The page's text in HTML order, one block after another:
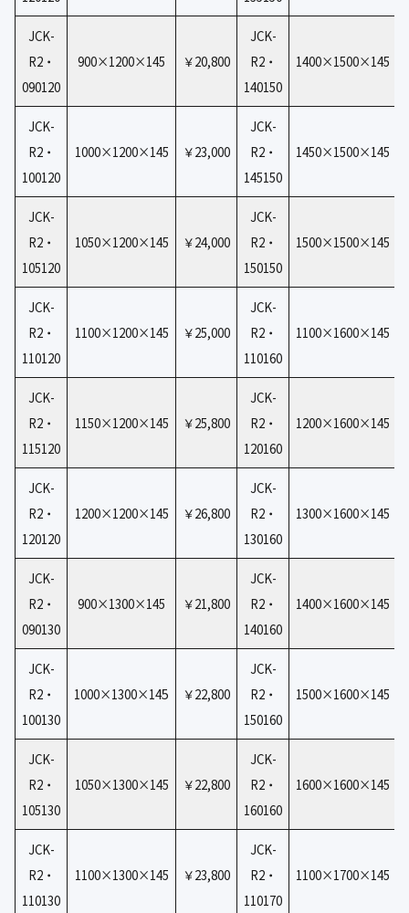
JCK-
R2・
090120
900×1200×145 ￥20,800
JCK-
R2・
140150
1400×1500×145
JCK-
R2・
100120
1000×1200×145 ￥23,000
JCK-
R2・
145150
1450×1500×145
JCK-
R2・
105120
1050×1200×145 ￥24,000
JCK-
R2・
150150
1500×1500×145
JCK-
R2・
110120
1100×1200×145 ￥25,000
JCK-
R2・
110160
1100×1600×145
JCK-
R2・
115120
1150×1200×145 ￥25,800
JCK-
R2・
120160
1200×1600×145
JCK-
R2・
120120
1200×1200×145 ￥26,800
JCK-
R2・
130160
1300×1600×145
JCK-
R2・
090130
900×1300×145 ￥21,800
JCK-
R2・
140160
1400×1600×145
JCK-
R2・
100130
1000×1300×145 ￥22,800
JCK-
R2・
150160
1500×1600×145
JCK-
R2・
105130
1050×1300×145 ￥22,800
JCK-
R2・
160160
1600×1600×145
JCK-
R2・
110130
1100×1300×145 ￥23,800
JCK-
R2・
110170
1100×1700×145